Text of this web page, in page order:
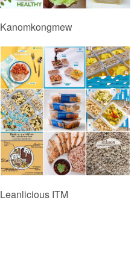
Kanomkongmew
Leanlicious ITM